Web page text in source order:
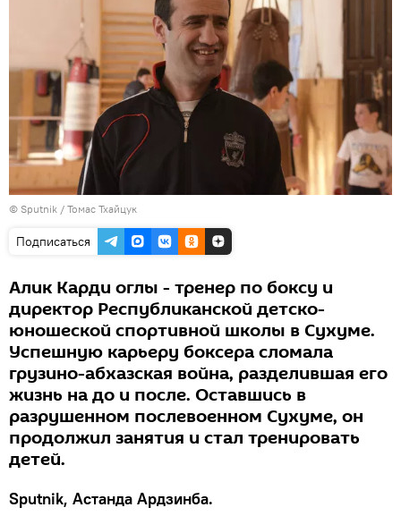
© Sputnik / Томас Тхайцук
Подписаться
Алик Карди оглы - тренер по боксу и
директор Республиканской детско-
юношеской спортивной школы в Сухуме.
Успешную карьеру боксера сломала
грузино-абхазская война, разделившая его
жизнь на до и после. Оставшись в
разрушенном послевоенном Сухуме, он
продолжил занятия и стал тренировать
детей.
Sputnik, Астанда Ардзинба.